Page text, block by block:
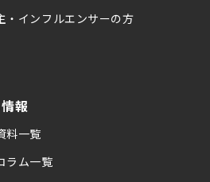
・インフルエンサーの方
報
料一覧
ラム一覧